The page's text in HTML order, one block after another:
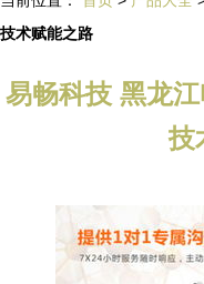
技术赋能之路
易畅科技 黑龙
技